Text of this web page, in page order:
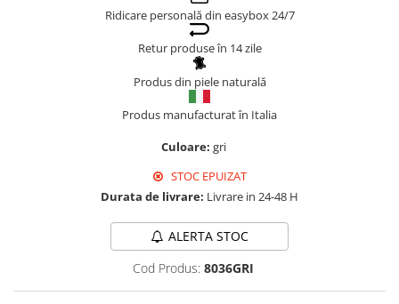
Ridicare personală din easybox 24/7
Retur produse în 14 zile
Produs din piele naturală
Produs manufacturat în Italia
Culoare: gri
STOC EPUIZAT
Durata de livrare: Livrare in 24-48 H
ALERTA STOC
Cod Produs: 8036GRI